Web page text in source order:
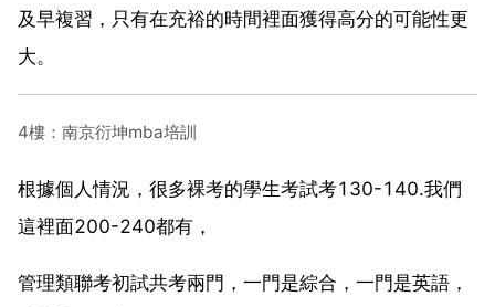
及早複習，只有在充裕的時間裡面獲得高分的可能性更
大。
4樓：南京衍坤mba培訓
根據個人情況，很多裸考的學生考試考130-140.我們
這裡面200-240都有，
管理類聯考初試共考兩門，一門是綜合，一門是英語，